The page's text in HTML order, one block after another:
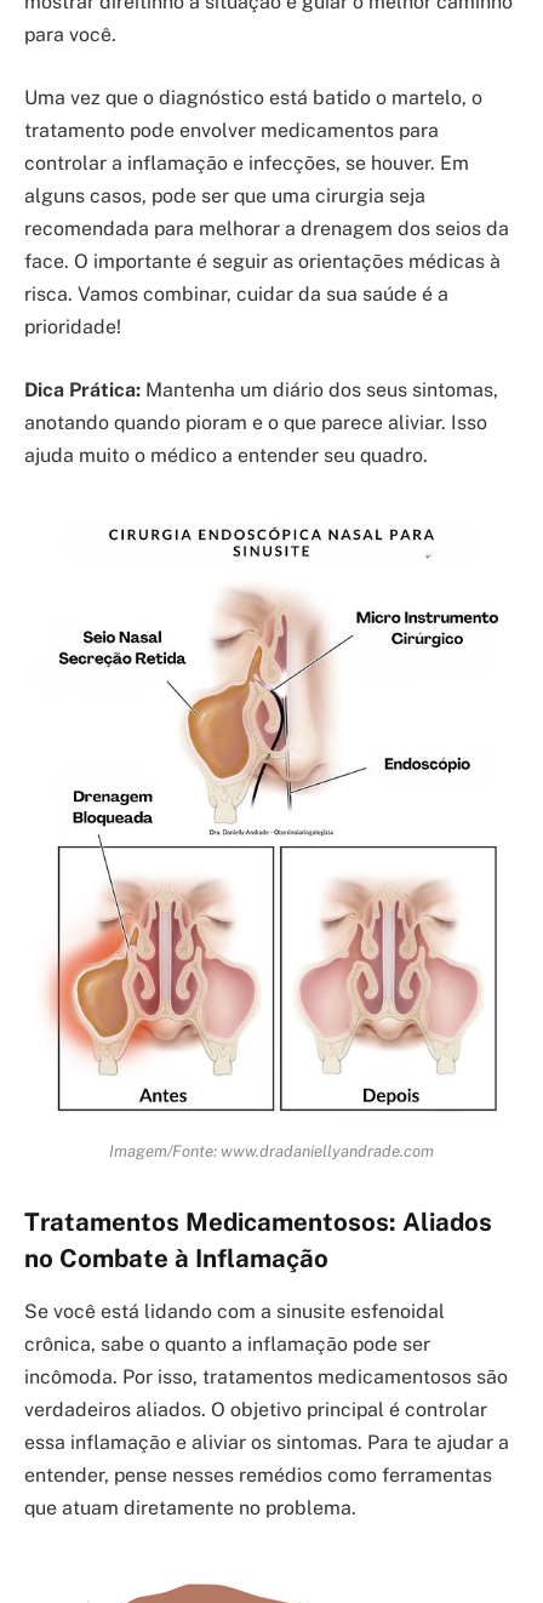
para você.
Uma vez que o diagnóstico está batido o martelo, o
tratamento pode envolver medicamentos para
controlar a inflamação e infecções, se houver. Em
alguns casos, pode ser que uma cirurgia seja
recomendada para melhorar a drenagem dos seios da
face. O importante é seguir as orientações médicas à
risca. Vamos combinar, cuidar da sua saúde é a
prioridade!
Dica Prática: Mantenha um diário dos seus sintomas,
anotando quando pioram e o que parece aliviar. Isso
ajuda muito o médico a entender seu quadro.
Imagem/Fonte: www.dradaniellyandrade.com
Tratamentos Medicamentosos: Aliados
no Combate à Inflamação
Se você está lidando com a sinusite esfenoidal
crônica, sabe o quanto a inflamação pode ser
incômoda. Por isso, tratamentos medicamentosos são
verdadeiros aliados. O objetivo principal é controlar
essa inflamação e aliviar os sintomas. Para te ajudar a
entender, pense nesses remédios como ferramentas
que atuam diretamente no problema.